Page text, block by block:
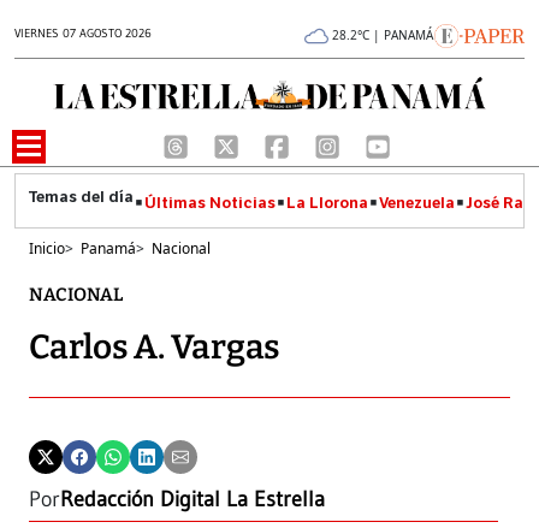
VIERNES 07 AGOSTO 2026 28.2°C | PANAMÁ
Últimas Noticias La Llorona Venezuela José
Inicio> Panamá> Nacional
NACIONAL
Carlos A. Vargas
PorRedacción Digital La Estrella